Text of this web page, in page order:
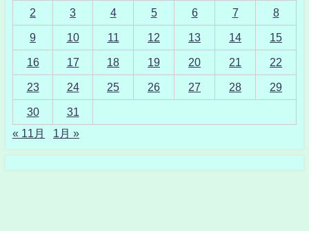
2 3 4 5 6 7 8
9 10 11 12 13 14 15
16 17 18 19 20 21 22
23 24 25 26 27 28 29
30
31
« 11月
1月 »